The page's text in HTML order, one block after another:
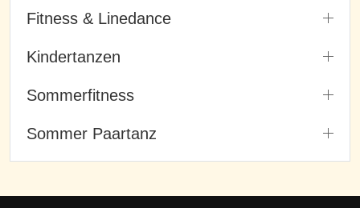
Fitness & Linedance
Kindertanzen
Sommerfitness
Sommer Paartanz